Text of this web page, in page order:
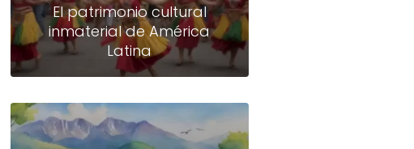
El patrimonio cultural
inmaterial de América
Latina